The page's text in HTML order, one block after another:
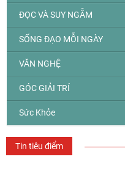
ĐỌC VÀ SUY NGẪM
SỐNG ĐẠO MỖI NGÀY
VĂN NGHỆ
GÓC GIẢI TRÍ
Sức Khỏe
Tin tiêu điểm